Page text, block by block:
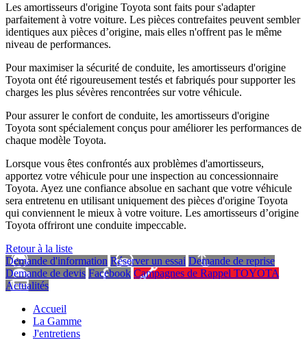
Les amortisseurs d'origine Toyota sont faits pour s'adapter
parfaitement à votre voiture. Les pièces contrefaites peuvent sembler
identiques aux pièces d’origine, mais elles n'offrent pas le même
niveau de performances.
Pour maximiser la sécurité de conduite, les amortisseurs d'origine
Toyota ont été rigoureusement testés et fabriqués pour supporter les
charges les plus sévères rencontrées sur votre véhicule.
Pour assurer le confort de conduite, les amortisseurs d'origine
Toyota sont spécialement conçus pour améliorer les performances de
chaque modèle Toyota.
Lorsque vous êtes confrontés aux problèmes d'amortisseurs,
apportez votre véhicule pour une inspection au concessionnaire
Toyota. Ayez une confiance absolue en sachant que votre véhicule
sera entretenu en utilisant uniquement des pièces d'origine Toyota
qui conviennent le mieux à votre voiture. Les amortisseurs d’origine
Toyota offriront une conduite impeccable.
Retour à la liste
Demande d'information Réserver un essai Demande de reprise
Demande de devis Facebook Campagnes de Rappel TOYOTA
Actualités
Accueil
La Gamme
J'entretiens